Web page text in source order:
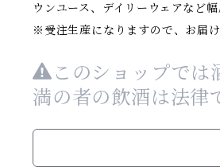
ウンユース、デイリーウェアなど
※受注生産になりますので、お届
このショップでは
満の者の飲酒は法律